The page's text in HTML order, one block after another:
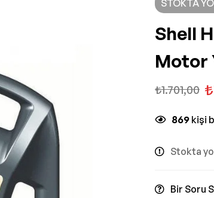
STOKTA
Shell
Motor
₺1.701,00 ₺
869 kişi
Stokta
Bir Soru